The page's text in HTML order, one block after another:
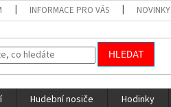
INFORMACE PRO VÁS NOVINKY
HLEDAT
Hudební nosiče Hodinky